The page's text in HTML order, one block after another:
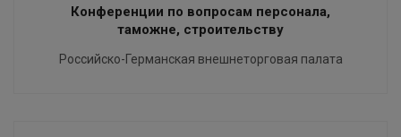
Конференции по вопросам персонала,
таможне, строительству
Российско-Германская внешнеторговая палата